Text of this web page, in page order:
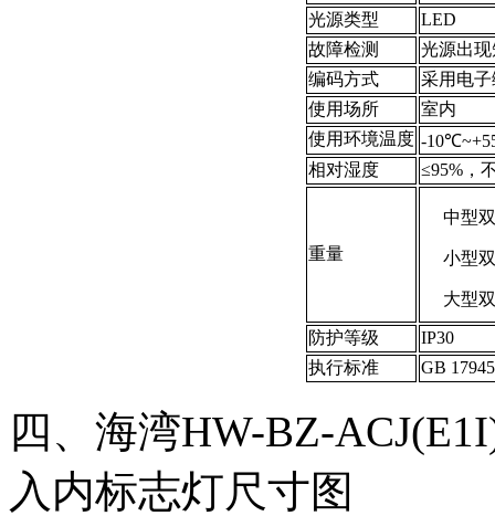
光源类型
LED
故障检测
光源出
编码方式
采用电
使用场所
室内
使用环境温度 -
相对湿度
≤95%，
重量
中型
小型
大型
防护等级
IP30
执行标准
GB
四、海湾HW-BZ-
入内标志灯尺寸图